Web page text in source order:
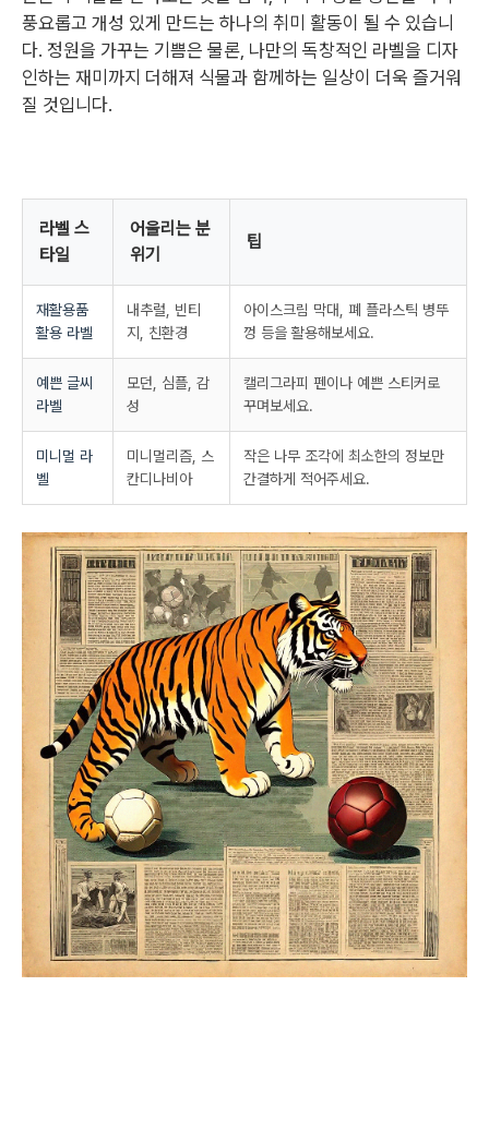
풍요롭고 개성 있게 만드는 하나의 취미 활동이 될 수 있습니
다. 정원을 가꾸는 기쁨은 물론, 나만의 독창적인 라벨을 디자
인하는 재미까지 더해져 식물과 함께하는 일상이 더욱 즐거워
질 것입니다.
라벨 스
타일
어울리는 분
위기
팁
재활용품
활용 라벨
내추럴, 빈티
지, 친환경
아이스크림 막대, 폐 플라스틱 병뚜
껑 등을 활용해보세요.
예쁜 글씨
라벨
모던, 심플, 감
성
캘리그라피 펜이나 예쁜 스티커로
꾸며보세요.
미니멀 라
벨
미니멀리즘, 스
칸디나비아
작은 나무 조각에 최소한의 정보만
간결하게 적어주세요.